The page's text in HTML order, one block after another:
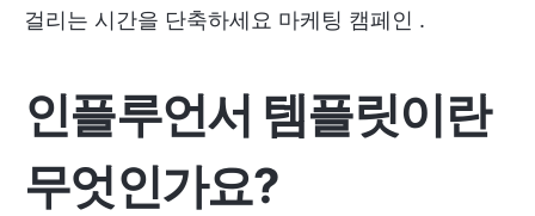
걸리는 시간을 단축하세요 마케팅 캠페인 .
인플루언서 템플릿이란
무엇인가요?